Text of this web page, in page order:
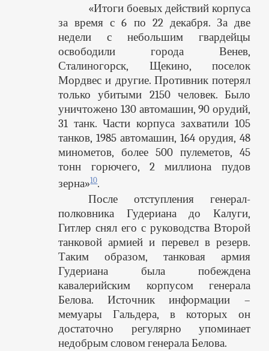
«Итоги боевых действий корпуса
за время с 6 по 22 декабря. За две
недели с небольшим гвардейцы
освободили города Венев,
Сталиногорск, Щекино, поселок
Мордвес и другие. Противник потерял
только убитыми 2150 человек. Было
уничтожено 130 автомашин, 90 орудий,
31 танк. Части корпуса захватили 105
танков, 1985 автомашин, 164 орудия, 48
минометов, более 500 пулеметов, 45
тонн горючего, 2 миллиона пудов
зерна»10.
После отступления генерал-
полковника Гудериана до Калуги,
Гитлер снял его с руководства Второй
танковой армией и перевел в резерв.
Таким образом, танковая армия
Гудериана была побеждена
кавалерийским корпусом генерала
Белова. Источник информации –
мемуары Гальдера, в которых он
достаточно регулярно упоминает
недобрым словом генерала Белова.